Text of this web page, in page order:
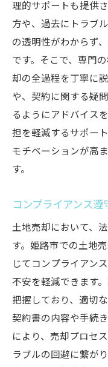
理的サポートも提供
方や、過去にトラブ
の透明性がわからず
です。そこで、専門
却の全過程を丁寧に
や、契約に関する疑
るようにアドバイス
担を軽減するサポー
モチベーションが高
す。
コンプライアンス遵
土地売却において、
す。姫路市での土地
じてコンプライアン
不安を軽減できます
把握しており、適切
契約書の内容や手続
により、売却プロセ
ラブルの回避に繋が